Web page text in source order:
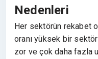
Nedenleri
Her sektörün rekabet
oranı yüksek bir
zor ve çok daha fazla